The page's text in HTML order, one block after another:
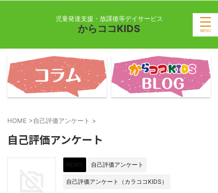
児童発達支援・放課後等デイサービス
からココKIDS
HOME >自己評価アンケート >
自己評価アンケート
NEWS 自己評価アンケート
自己評価アンケート（カラココKIDS）